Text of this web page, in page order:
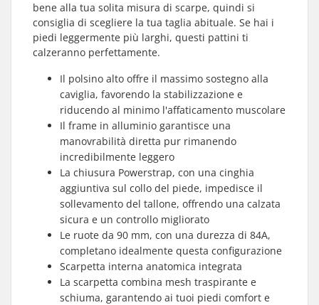
bene alla tua solita misura di scarpe, quindi si
consiglia di scegliere la tua taglia abituale. Se hai i
piedi leggermente più larghi, questi pattini ti
calzeranno perfettamente.
Il polsino alto offre il massimo sostegno alla
caviglia, favorendo la stabilizzazione e
riducendo al minimo l'affaticamento muscolare
Il frame in alluminio garantisce una
manovrabilità diretta pur rimanendo
incredibilmente leggero
La chiusura Powerstrap, con una cinghia
aggiuntiva sul collo del piede, impedisce il
sollevamento del tallone, offrendo una calzata
sicura e un controllo migliorato
Le ruote da 90 mm, con una durezza di 84A,
completano idealmente questa configurazione
Scarpetta interna anatomica integrata
La scarpetta combina mesh traspirante e
schiuma, garantendo ai tuoi piedi comfort e